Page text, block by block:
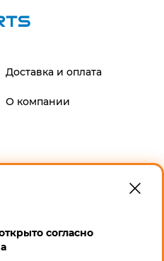
Доставка и оплата
О компании
30101810145250000411 БИК
Анатольевич ИНН
согласно